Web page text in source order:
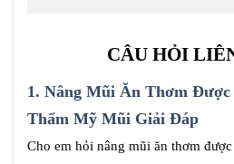
CÂU HỎI
1. Nâng Mũi Ăn Thơm Được
Thẩm Mỹ Mũi Giải Đáp
Cho em hỏi nâng mũi ăn thơm